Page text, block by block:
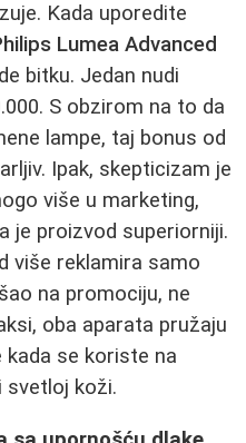
Kada uporedite
Lumea Advanced
bitku. Jedan nudi
S obzirom na to da
lampe, taj bonus od
Ipak, skepticizam je
više u marketing,
je proizvod superiorniji.
više reklamira samo
na promociju, ne
oba aparata pružaju
se koriste na
svetloj koži.